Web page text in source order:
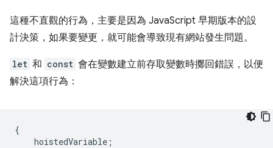
這種不直觀的行為，主要是因為 JavaScript 早期版本的設
計決策，如果要變更，就可能會導致現有網站發生問題。
let 和 const 會在變數建立前存取變數時擲回錯誤，以便
解決這項行為：
{
hoistedVariable ;